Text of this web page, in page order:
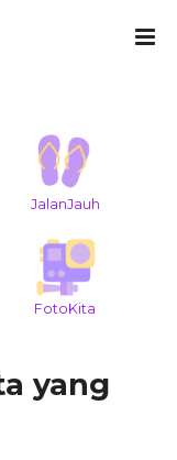
JalanJauh
FotoKita
yang